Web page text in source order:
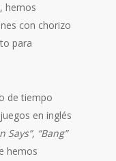
hemos
con chorizo
para
de tiempo
en inglés
Says”, “Bang”
hemos